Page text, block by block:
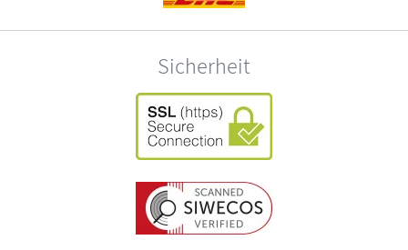
Sicherheit